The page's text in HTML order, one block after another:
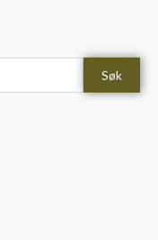
Søk
ia